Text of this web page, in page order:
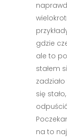
gdzie
ale to
stałem
się
na to